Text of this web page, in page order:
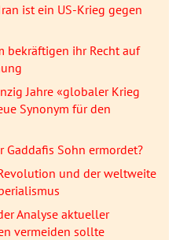
ist ein US-Krieg gegen
bekräftigen ihr Recht auf
Jahre «globaler Krieg
Synonym für den
Gaddafis Sohn ermordet?
und der weltweite
Analyse aktueller
vermeiden sollte